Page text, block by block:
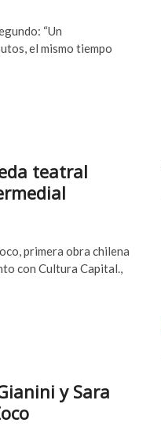
“Un
el mismo tiempo
teatral
primera obra chilena
con Cultura Capital.,
y Sara